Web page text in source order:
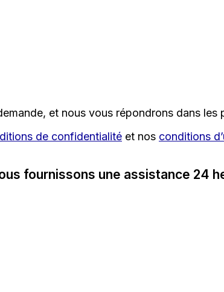
et nous vous répondrons dans les
de confidentialité et nos conditions
fournissons une assistance 24